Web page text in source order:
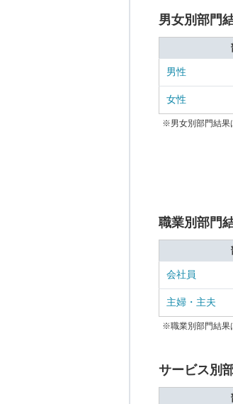
男女別部門
男性
女性
※男女別部門結果
職業別部門
会社員
主婦・主夫
※職業別部門結果
サービス別